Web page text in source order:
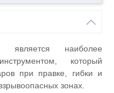
наиболее
который
при правке, гибки и
зонах.